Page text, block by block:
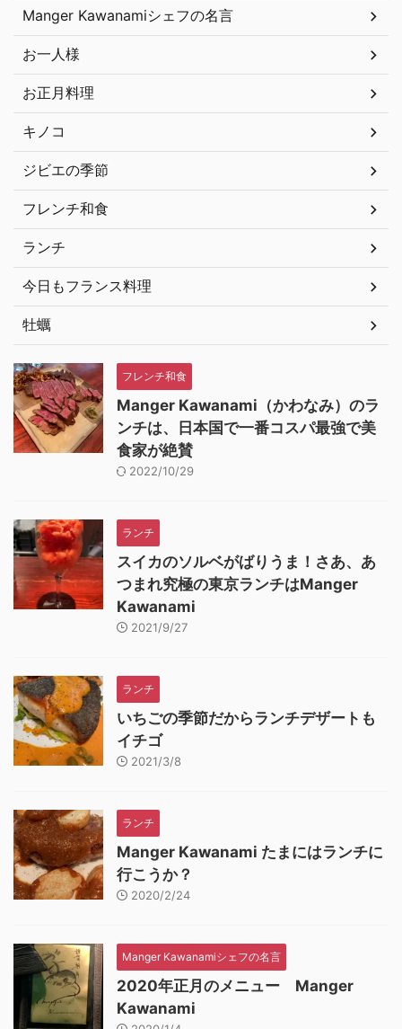
Manger Kawanamiシェフの名言
お一人様
お正月料理
キノコ
ジビエの季節
フレンチ和食
ランチ
今日もフランス料理
牡蠣
フレンチ和食
Manger Kawanami（かわなみ）のラ
ンチは、日本国で一番コスパ最強で美
食家が絶賛
2022/10/29
ランチ
スイカのソルベがばりうま！さあ、あ
つまれ究極の東京ランチはManger
Kawanami
2021/9/27
ランチ
いちごの季節だからランチデザートも
イチゴ
2021/3/8
ランチ
Manger Kawanami たまにはランチに
行こうか？
2020/2/24
Manger Kawanamiシェフの名言
2020年正月のメニュー Manger
Kawanami